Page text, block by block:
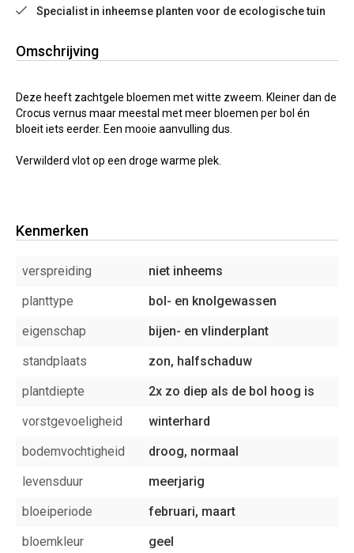
Specialist in inheemse planten voor de ecologische tuin
Omschrijving
Deze heeft zachtgele bloemen met witte zweem. Kleiner dan de
Crocus vernus maar meestal met meer bloemen per bol én
bloeit iets eerder. Een mooie aanvulling dus.
Verwilderd vlot op een droge warme plek.
Kenmerken
verspreiding
niet inheems
planttype
bol- en knolgewassen
eigenschap
bijen- en vlinderplant
standplaats
zon, halfschaduw
plantdiepte
2x zo diep als de bol hoog is
vorstgevoeligheid
winterhard
bodemvochtigheid
droog, normaal
levensduur
meerjarig
bloeiperiode
februari, maart
bloemkleur
geel